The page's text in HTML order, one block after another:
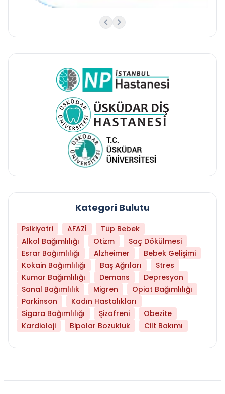
Kategori Bulutu
Psikiyatri AFAZİ
Tüp Bebek
Alkol Bağımlılığı
Otizm
Saç Dökülmesi
Esrar Bağımlılığı
Alzheimer
Bebek Gelişimi
Kokain Bağımlılığı
Baş Ağrıları
Stres
Kumar Bağımlılığı
Demans
Depresyon
Sanal Bağımlılık
Migren
Opiat Bağımlılığı
Parkinson
Kadın Hastalıkları
Sigara Bağımlılığı
Şizofreni
Obezite
Kardioloji
Bipolar Bozukluk Cilt Bakımı